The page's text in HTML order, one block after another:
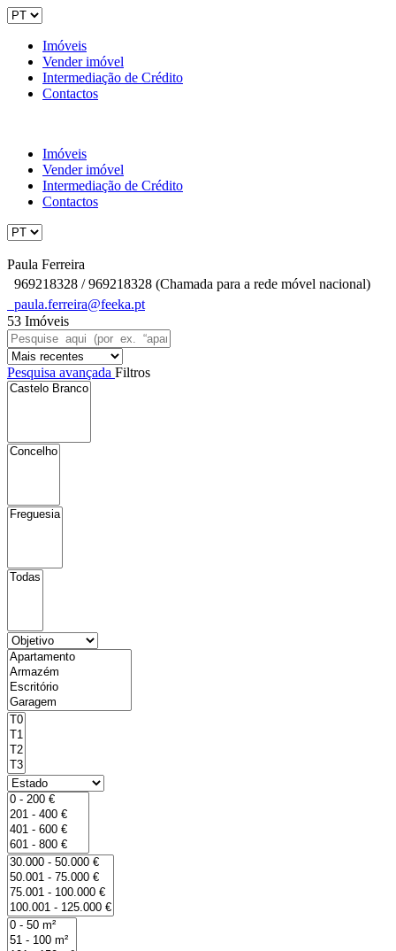
Imóveis
Vender imóvel
Intermediação de Crédito
Contactos
Imóveis
Vender imóvel
Intermediação de Crédito
Contactos
Paula Ferreira
969218328 / 969218328 (Chamada para a rede móvel nacional)
paula.ferreira@feeka.pt
53 Imóveis
Pesquisa avançada Filtros